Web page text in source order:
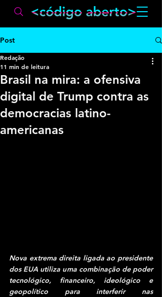
Post
Brasil na mira: a ofensiva
digital de Trump contra as
democracias latino-
americanas
Redação
11 min de leitura
Nova extrema direita ligada ao presidente
dos EUA utiliza uma combinação de poder
tecnológico, financeiro, ideológico e
geopolítico para interferir nas